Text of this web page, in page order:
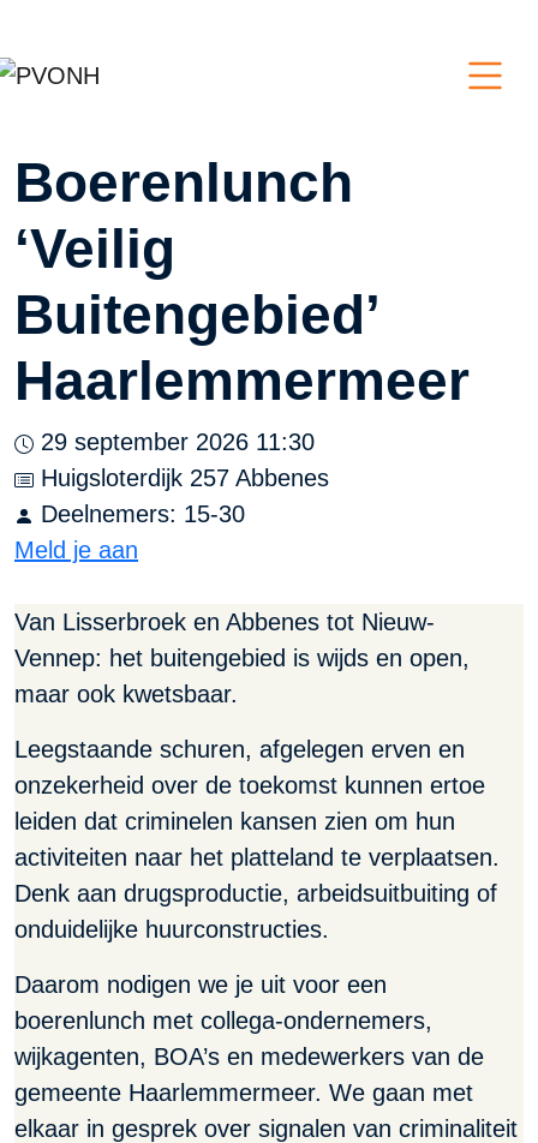
Boerenlunch
‘Veilig
Buitengebied’
Haarlemmermeer
29 september 2026 11:30
Huigsloterdijk 257 Abbenes
Deelnemers: 15-30
Meld je aan
Van Lisserbroek en Abbenes tot Nieuw-
Vennep: het buitengebied is wijds en open,
maar ook kwetsbaar.
Leegstaande schuren, afgelegen erven en
onzekerheid over de toekomst kunnen ertoe
leiden dat criminelen kansen zien om hun
activiteiten naar het platteland te verplaatsen.
Denk aan drugsproductie, arbeidsuitbuiting of
onduidelijke huurconstructies.
Daarom nodigen we je uit voor een
boerenlunch met collega-ondernemers,
wijkagenten, BOA’s en medewerkers van de
gemeente Haarlemmermeer. We gaan met
elkaar in gesprek over signalen van criminaliteit